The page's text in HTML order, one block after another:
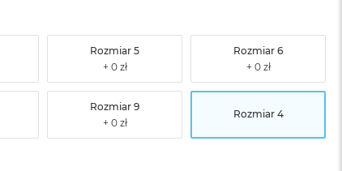
Rozmiar 5 Rozmiar 6
Rozmiar 9
Rozmiar 4